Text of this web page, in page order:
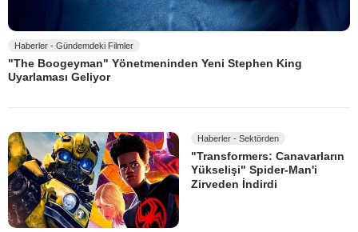
Haberler - Gündemdeki Filmler
"The Boogeyman" Yönetmeninden Yeni Stephen King
Uyarlaması Geliyor
Haberler - Sektörden
"Transformers: Canavarların
Yükselişi" Spider-Man'i
Zirveden İndirdi